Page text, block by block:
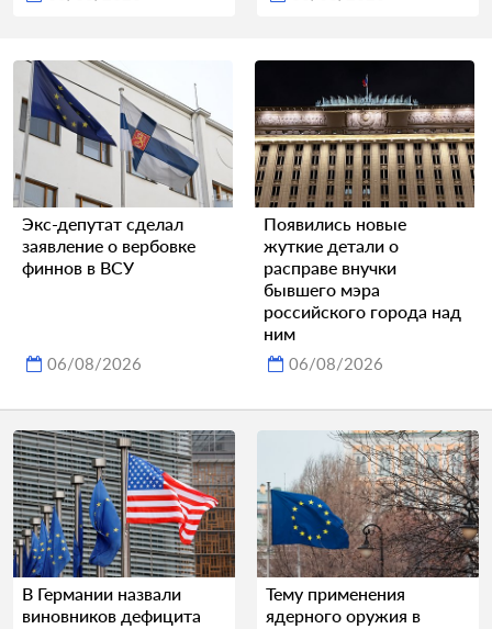
Экс-депутат сделал
заявление о вербовке
финнов в ВСУ
06/08/2026
Появились новые
жуткие детали о
расправе внучки
бывшего мэра
российского города над
ним
06/08/2026
В Германии назвали
виновников дефицита
Тему применения
ядерного оружия в